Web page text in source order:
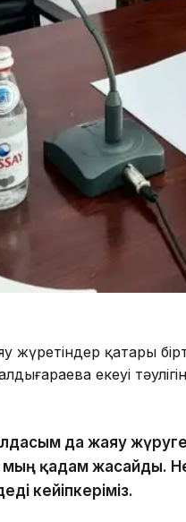
жүретіндер қатары
екеуі
да жаяу
мың қадам жасайды.
кейіпкеріміз.